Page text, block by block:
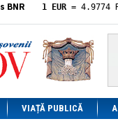
BNR 1 EUR = 4.9774
= 5.8304
1 XAU= 464.4611
1 AED= 1.1933
1 AUD= 2.7957
1 BGN= 2.5449
1 CAD= 3.1559
1 CHF= 5.2813
VIAȚĂ PUBLICĂ